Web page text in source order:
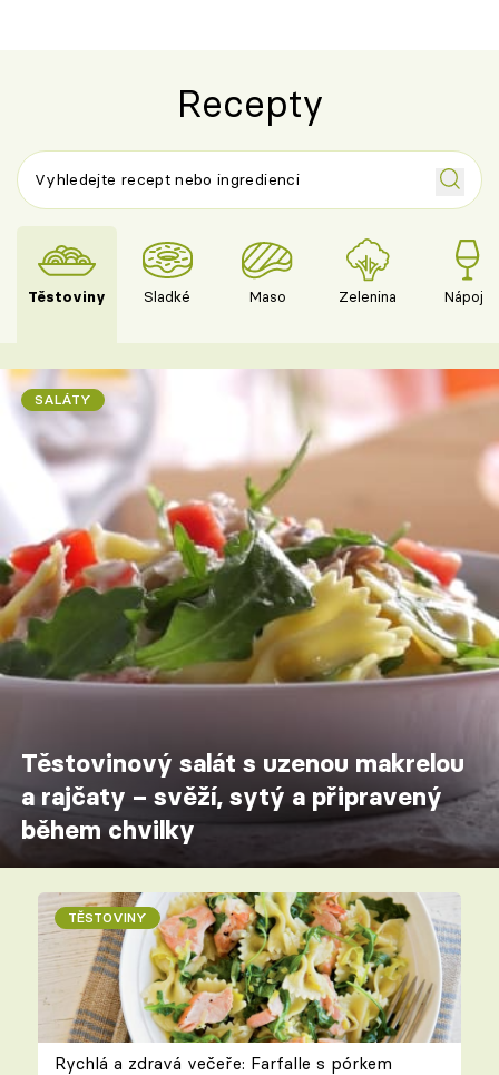
Recepty
Těstoviny Sladké Maso Zelenina Nápoje
SALÁTY
Těstovinový salát s uzenou makrelou
a rajčaty – svěží, sytý a připravený
během chvilky
TĚSTOVINY
Rychlá a zdravá večeře: Farfalle s pórkem